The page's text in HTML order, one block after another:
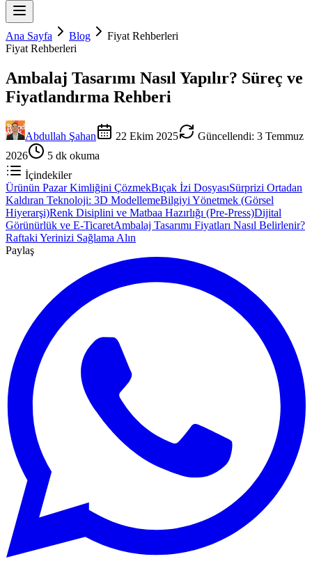
Ana Sayfa Blog
Fiyat Rehberleri
Fiyat Rehberleri
Ambalaj Tasarımı Nasıl Yapılır? Süreç ve
Fiyatlandırma Rehberi
Abdullah Şahan 22 Ekim 2025 Güncellendi: 3 Temmuz
2026
5 dk okuma
İçindekiler
Ürünün Pazar Kimliğini ÇözmekBıçak İzi DosyasıSürprizi Ortadan
Kaldıran Teknoloji: 3D ModellemeBilgiyi Yönetmek (Görsel
Hiyerarşi)Renk Disiplini ve Matbaa Hazırlığı (Pre-Press)Dijital
Görünürlük ve E-TicaretAmbalaj Tasarımı Fiyatları Nasıl Belirlenir?
Raftaki Yerinizi Sağlama Alın
Paylaş